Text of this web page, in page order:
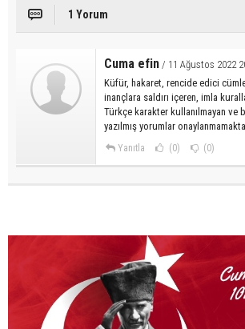
1 Yorum
Cuma efin / 11 Ağustos 2022
Küfür, hakaret, rencide edici
inançlara saldırı içeren, imla
Türkçe karakter kullanılmayan ve
yazılmış yorumlar
Yanıtla (0) (0)